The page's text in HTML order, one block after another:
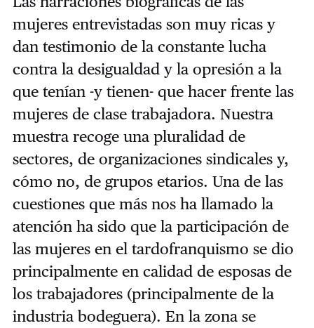
mujeres entrevistadas son muy ricas y
dan testimonio de la constante lucha
contra la desigualdad y la opresión a la
que tenían -y tienen- que hacer frente las
mujeres de clase trabajadora. Nuestra
muestra recoge una pluralidad de
sectores, de organizaciones sindicales y,
cómo no, de grupos etarios. Una de las
cuestiones que más nos ha llamado la
atención ha sido que la participación de
las mujeres en el tardofranquismo se dio
principalmente en calidad de esposas de
los trabajadores (principalmente de la
industria bodeguera). En la zona se